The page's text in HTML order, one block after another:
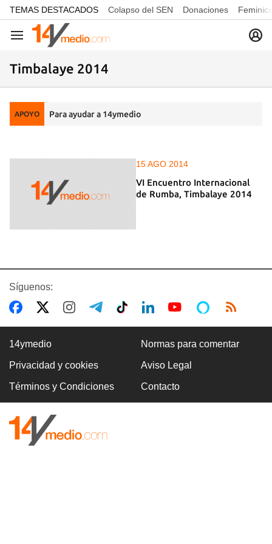
common.go-to-content
TEMAS DESTACADOS Colapso del SEN Donaciones
Navegación
Timbalaye 2014
APOYO Para ayudar a 14ymedio
15 AGO 2014
VI Encuentro Internacional
de Rumba, Timbalaye 2014
Síguenos:
14ymedio Normas para comentar
Privacidad y cookies Aviso Legal
Términos y Condiciones Contacto